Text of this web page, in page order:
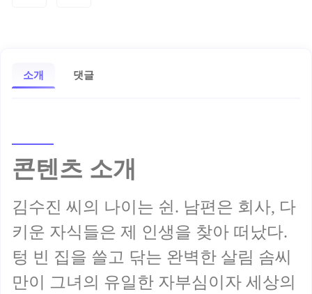
소개 댓글
콘텐츠 소개
김수진 씨의 나이는 쉰. 남편은 회사, 다
키운 자식들은 제 인생을 찾아 떠났다.
텅 빈 집을 쓸고 닦는 완벽한 살림 솜씨
만이 그녀의 유일한 자부심이자 세상의